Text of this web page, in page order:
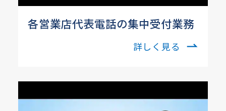
各営業店代表電話の集中受付業務
詳しく見る